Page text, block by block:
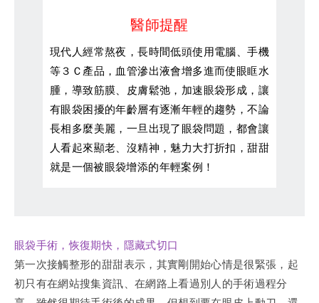
醫師提醒
現代人經常熬夜，長時間低頭使用電腦、手機
等３Ｃ產品，血管滲出液會增多進而使眼眶水
腫，導致筋膜、皮膚鬆弛，加速眼袋形成，讓
有眼袋困擾的年齡層有逐漸年輕的趨勢，不論
長相多麼美麗，一旦出現了眼袋問題，都會讓
人看起來顯老、沒精神，魅力大打折扣，甜甜
就是一個被眼袋增添的年輕案例！
眼袋手術，恢復期快，隱藏式切口
第一次接觸整形的甜甜表示，其實剛開始心情是很緊張，起
初只有在網站搜集資訊、在網路上看過別人的手術過程分